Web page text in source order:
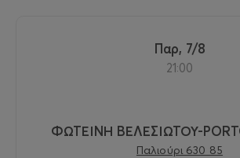
Παρ, 7/8
21:00
ΦΩΤΕΙΝΗ ΒΕΛΕΣΙΩΤΟΥ-
Παλιούρι 630 85